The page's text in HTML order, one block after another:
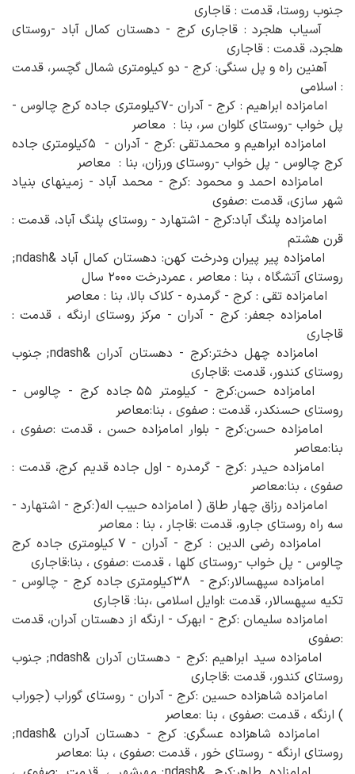
جنوب روستا، قدمت : قاجاری
آسیاب هلجرد : قاجاری کرج - دهستان کمال آباد -روستای
هلجرد، قدمت : قاجاری
آهنین راه و پل سنگی: کرج - دو کیلومتری شمال گچسر، قدمت
: اسلامی
امامزاده ابراهیم : کرج - آدران -۷کیلومتری جاده کرج چالوس -
پل خواب -روستای کلوان سر، بنا : معاصر
امامزاده ابراهیم و محمدتقی :کرج - آدران - ۵کیلومتری جاده
کرج چالوس - پل خواب -روستای ورزان، بنا : معاصر
امامزاده احمد و محمود :کرج - محمد آباد - زمینهای بنیاد
شهر سازی، قدمت :صفوی
امامزاده پلنگ آباد:کرج - اشتهارد - روستای پلنگ آباد، قدمت :
قرن هشتم
امامزاده پیر پیران ودرخت کهن: دهستان کمال آباد &ndash;
روستای آتشگاه ، بنا : معاصر ، عمردرخت ۲۰۰۰ سال
امامزاده تقی : کرج - گرمدره - کلاک بالا، بنا : معاصر
امامزاده جعفر: کرج - آدران - مرکز روستای ارنگه ، قدمت :
قاجاری
امامزاده چهل دختر:کرج - دهستان آدران &ndash; جنوب
روستای کندور، قدمت :قاجاری
امامزاده حسن:کرج - کیلومتر ۵۵ جاده کرج - چالوس -
روستای حسنکدر، قدمت : صفوی ، بنا:معاصر
امامزاده حسن:کرج - بلوار امامزاده حسن ، قدمت :صفوی ،
بنا:معاصر
امامزاده حیدر :کرج - گرمدره - اول جاده قدیم کرج، قدمت :
صفوی ، بنا:معاصر
امامزاده رزاق چهار طاق ( امامزاده حبیب اله(:کرج - اشتهارد -
سه راه روستای جارو، قدمت :قاجار ، بنا : معاصر
امامزاده رضی الدین : کرج - آدران - ۷ کیلومتری جاده کرج
چالوس - پل خواب -روستای کلها ، قدمت :صفوی ، بنا:قاجاری
امامزاده سپهسالار:کرج - ۳۸کیلومتری جاده کرج - چالوس -
تکیه سپهسالار، قدمت :اوایل اسلامی ،بنا: قاجاری
امامزاده سلیمان :کرج - ابهرک - ارنگه از دهستان آدران، قدمت
:صفوی
امامزاده سید ابراهیم :کرج - دهستان آدران &ndash; جنوب
روستای کندور، قدمت :قاجاری
امامزاده شاهزاده حسین :کرج - آدران - روستای گوراب (جوراب
) ارنگه ، قدمت :صفوی ، بنا :معاصر
امامزاده شاهزاده عسگری: کرج - دهستان آدران &ndash;
روستای ارنگه - روستای خور ، قدمت :صفوی ، بنا :معاصر